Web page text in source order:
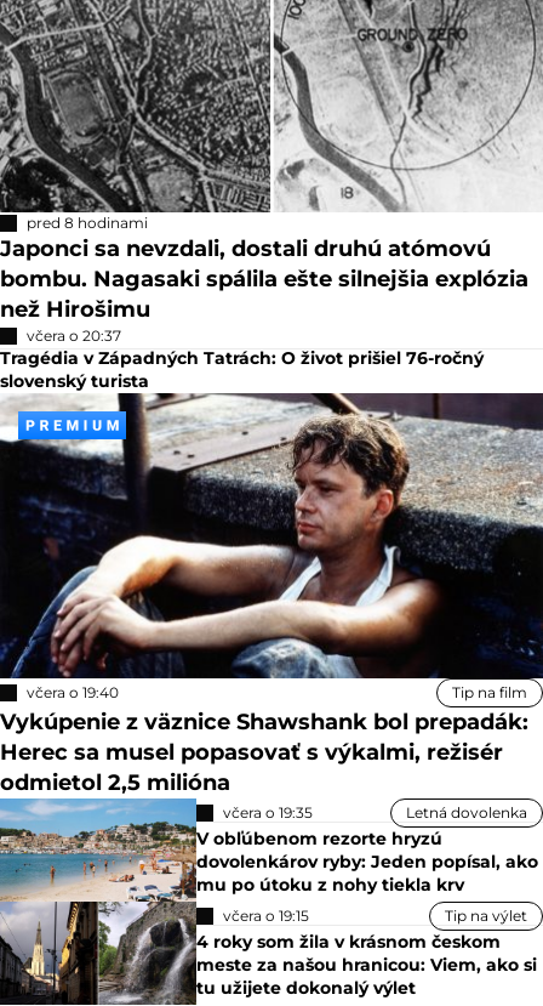
pred 8 hodinami
Japonci sa nevzdali, dostali druhú atómovú
bombu. Nagasaki spálila ešte silnejšia explózia
než Hirošimu
včera o 20:37
Tragédia v Západných Tatrách: O život prišiel 76-ročný
slovenský turista
včera o 19:40 Tip na film
Vykúpenie z väznice Shawshank bol prepadák:
Herec sa musel popasovať s výkalmi, režisér
odmietol 2,5 milióna
včera o 19:35 Letná dovolenka
V obľúbenom rezorte hryzú
dovolenkárov ryby: Jeden popísal, ako
mu po útoku z nohy tiekla krv
včera o 19:15 Tip na výlet
4 roky som žila v krásnom českom
meste za našou hranicou: Viem, ako si
tu užijete dokonalý výlet